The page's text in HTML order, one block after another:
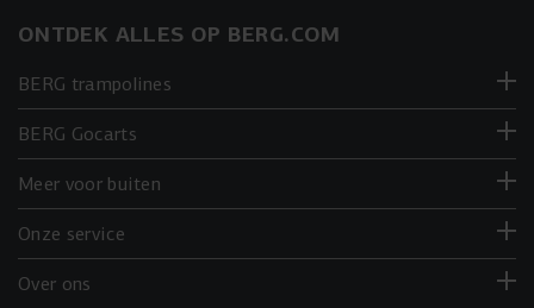
ONTDEK ALLES OP BERG.COM
BERG trampolines
BERG Gocarts
Meer voor buiten
Onze service
Over ons